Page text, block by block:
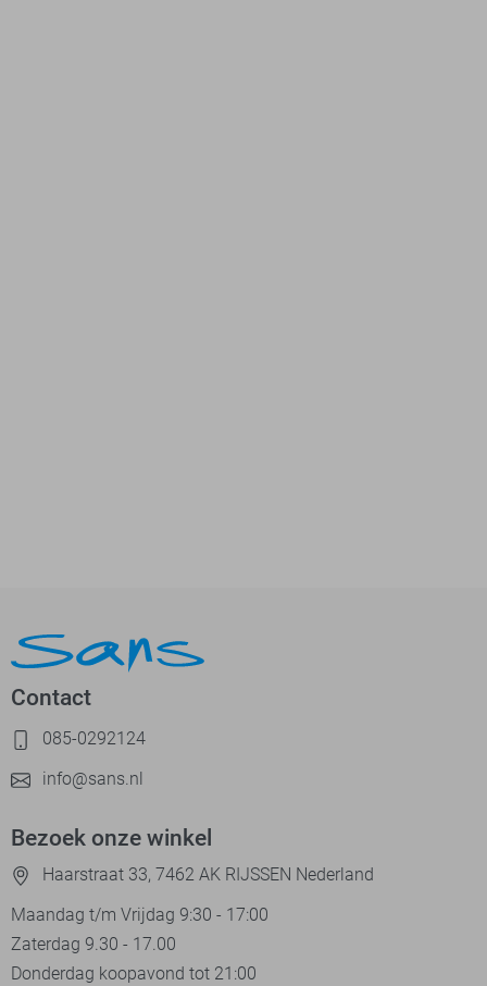
Contact
085-0292124
info@sans.nl
Bezoek onze winkel
Haarstraat 33, 7462 AK RIJSSEN Nederland
Maandag t/m Vrijdag 9:30 - 17:00
Zaterdag 9.30 - 17.00
Donderdag koopavond tot 21:00